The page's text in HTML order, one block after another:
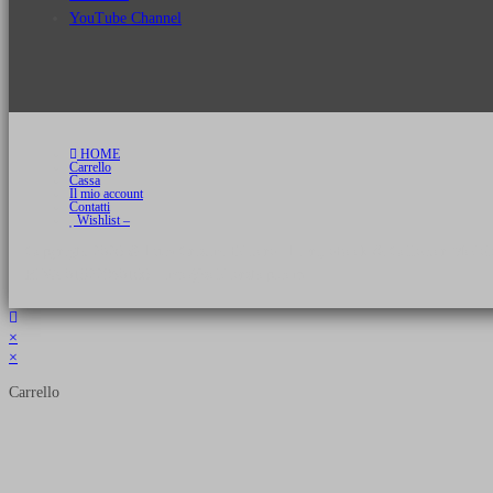
YouTube Channel
HOME
Carrello
Cassa
Il mio account
Contatti
Wishlist –
×
×
Carrello